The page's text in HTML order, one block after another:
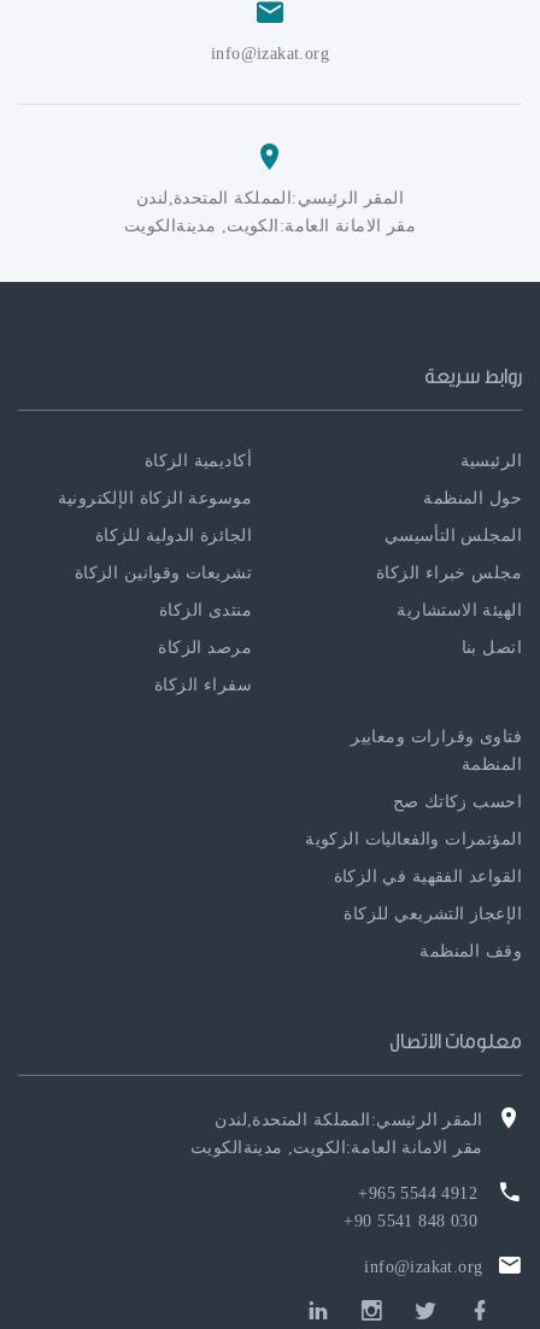
info@izakat.org
المقر الرئيسي:المملكة المتحدة,لندن
مقر الامانة العامة:الكويت, مدينةالكويت
روابط سريعة
الرئيسية
حول المنظمة
المجلس التأسيسي
مجلس خبراء الزكاة
الهيئة الاستشارية
اتصل بنا
أكاديمية الزكاة
موسوعة الزكاة الإلكترونية
الجائزة الدولية للزكاة
تشريعات وقوانين الزكاة
منتدى الزكاة
مرصد الزكاة
سفراء الزكاة
فتاوى وقرارات ومعايير
المنظمة
احسب زكاتك صح
المؤتمرات والفعاليات الزكوية
القواعد الفقهية في الزكاة
الإعجاز التشريعي للزكاة
وقف المنظمة
معلومات الاتصال
المقر الرئيسي:المملكة المتحدة,لندن
مقر الامانة العامة:الكويت, مدينةالكويت
4912 5544 965+
030 848 5541 90+
info@izakat.org